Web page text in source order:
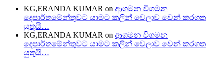
KG,ERANDA KUMAR on ආගමන විගමන
දෙපාර්තමේන්තුවට යාමට කලින් වෙලාව වෙන් කරගත
යුතුයි…
KG,ERANDA KUMAR on ආගමන විගමන
දෙපාර්තමේන්තුවට යාමට කලින් වෙලාව වෙන් කරගත
යුතුයි…